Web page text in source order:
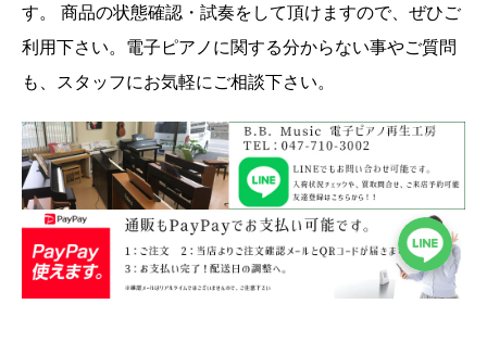
す。 商品の状態確認・試奏をして頂けますので、ぜひご
利用下さい。電子ピアノに関する分からない事やご質問
も、スタッフにお気軽にご相談下さい。